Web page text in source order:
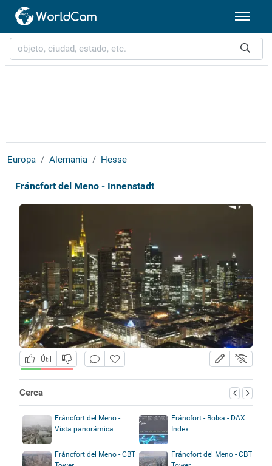
Europa Alemania Hesse
Fráncfort del Meno - Innenstadt
Útil
Cerca
Fráncfort del Meno -
Vista panorámica
Fráncfort - Bolsa - DAX
Index
Fráncfort del Meno - CBT
Fráncfort del Meno - CBT